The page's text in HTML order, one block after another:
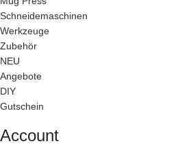
Schneidemaschinen
Werkzeuge
Zubehör
NEU
Angebote
DIY
Gutschein
Account